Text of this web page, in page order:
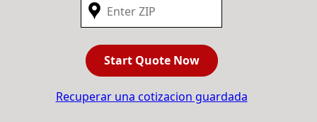
Start Quote Now
Recuperar una cotizacion guardada